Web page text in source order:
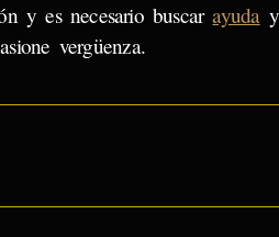
y es necesario buscarayuday
vergüenza.